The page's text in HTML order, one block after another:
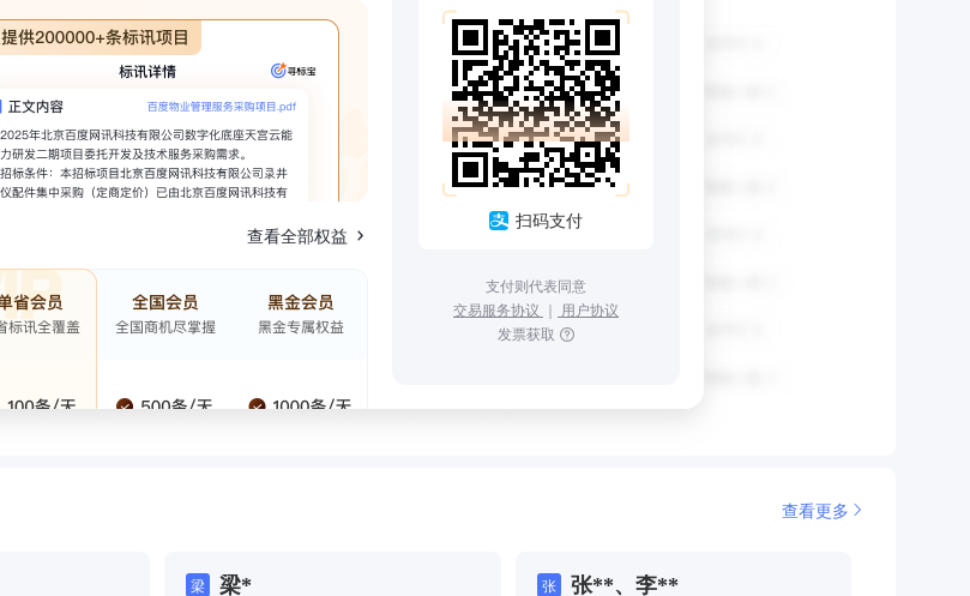
查看全部权益
扫码支付
支付则代表同意
交易服务协议 ｜ 用户协议
发票获取
查看更多
梁 梁* 张 张**、李**